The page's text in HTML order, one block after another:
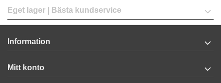
Eget lager | Bästa kundservice
Information
Mitt konto